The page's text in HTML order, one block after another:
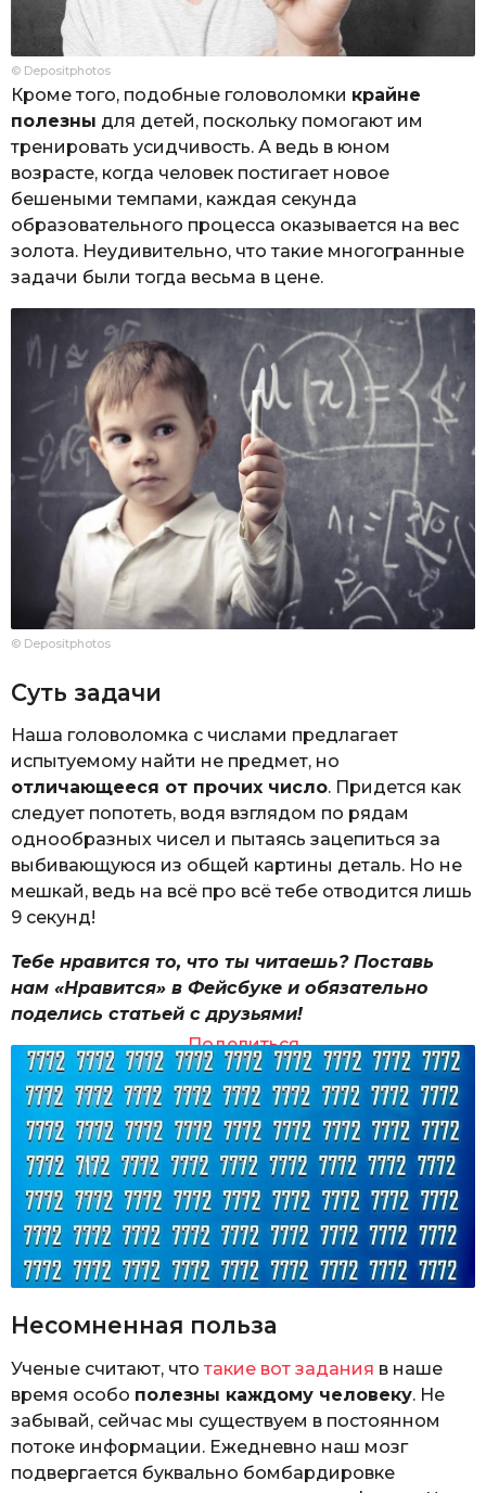
© Depositphotos
Кроме того, подобные головоломки крайне
полезны для детей, поскольку помогают им
тренировать усидчивость. А ведь в юном
возрасте, когда человек постигает новое
бешеными темпами, каждая секунда
образовательного процесса оказывается на вес
золота. Неудивительно, что такие многогранные
задачи были тогда весьма в цене.
© Depositphotos
Суть задачи
Наша головоломка с числами предлагает
испытуемому найти не предмет, но
отличающееся от прочих число. Придется как
следует попотеть, водя взглядом по рядам
однообразных чисел и пытаясь зацепиться за
выбивающуюся из общей картины деталь. Но не
мешкай, ведь на всё про всё тебе отводится лишь
9 секунд!
Тебе нравится то, что ты читаешь? Поставь
нам «Нравится» в Фейсбуке и обязательно
поделись статьей с друзьями!
Поделиться
Несомненная польза
Ученые считают, что такие вот задания в наше
время особо полезны каждому человеку. Не
забывай, сейчас мы существуем в постоянном
потоке информации. Ежедневно наш мозг
подвергается буквально бомбардировке